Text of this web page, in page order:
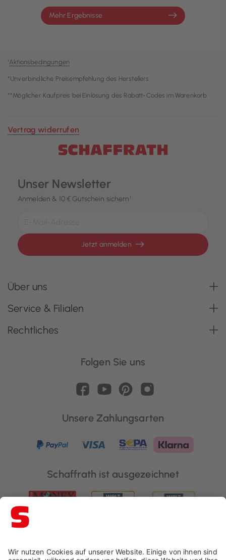
Mehr Ergebnisse
¹Aktionsbedingungen
*Unverbindliche Preisempfehlung des Herstellers
**Möglicher Kaufpreis bei Einlösung des Rabatt-Codes im Warenkorb
Vertrag widerrufen
Unser Newsletter
Anmelden & 10 € Gutschein sichern¹
Jetzt anmelden
Über uns
Service & Filialen
Rechtliches
Folgen Sie uns
Unsere Zahlungsarten
Schaffrath ist ausgezeichnet